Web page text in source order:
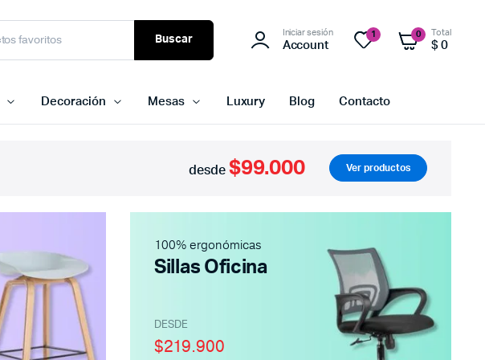
Buscar
Iniciar sesión
Account
1 0 Total
$ 0
Decoración Mesas Luxury Blog Contacto
desde $99.000 Ver productos
100% ergonómicas
Sillas Oficina
DESDE
$219.900